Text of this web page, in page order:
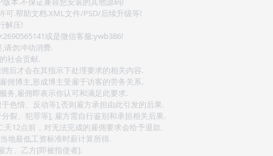
可.帮助文档.XML文件/PSD/后续升级等!
解压!
或是微信客服:ywb386!
请勿冲动消费.
社会贡献.
后才会在其指示下处理要求的相关内容.
佣博主,形成博主受雇于访客的劳务关系.
务,雇佣即表示你认可和满足此要求.
色情、反动等],否则雇方承担由此引发的后果.
裂、犯罪等], 雇方需自行鉴别和承担相关后果.
12点前，对无法完成的雇佣要求会给予退款.
地最低工资标准时薪计算所得.
方、乙方[即被指使者].